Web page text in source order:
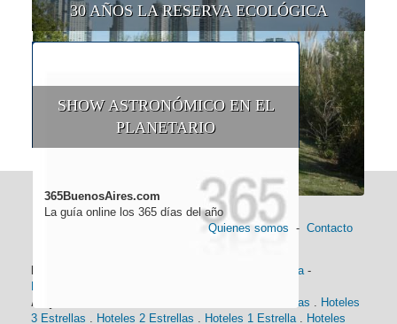
30 AÑOS LA RESERVA ECOLÓGICA
SHOW ASTRONÓMICO EN EL
PLANETARIO
365BuenosAires.com
La guía online los 365 días del año
Quienes somos - Contacto
Información general: Historia -
Distancias
Alojamiento:
Hoteles 4 Estrellas
Hoteles
3 Estrellas
Hoteles 2 Estrellas Hoteles 1 Estrella Hoteles